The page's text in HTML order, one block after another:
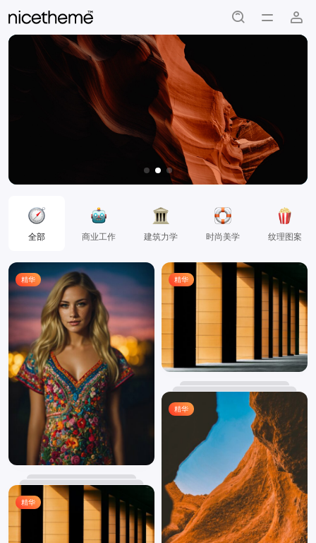
全部 商业工作 建筑力学 时尚美学 纹理图案
精华 精华
精华
精华